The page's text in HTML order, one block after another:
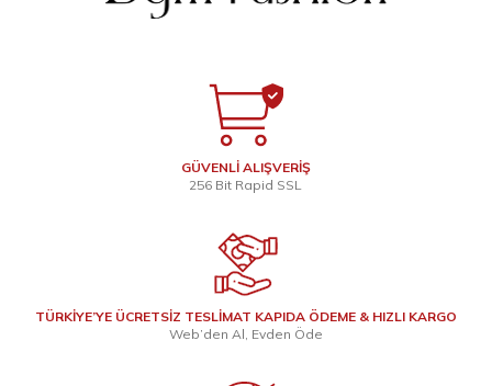
GÜVENLİ ALIŞVERİŞ
256 Bit Rapid SSL
TÜRKİYE’YE ÜCRETSİZ TESLİMAT KAPIDA ÖDEME & HIZLI KARGO
Web’den Al, Evden Öde